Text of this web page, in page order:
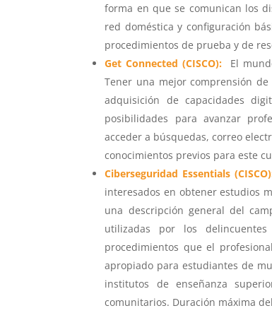
forma en que se comunican los
red doméstica y configuración
procedimientos de prueba y de
Get Connected (CISCO): El
Tener una mejor comprensión
adquisición de capacidades
posibilidades para avanzar
acceder a búsquedas, correo
conocimientos previos para este
Ciberseguridad Essentials
interesados en obtener estudios
una descripción general del
utilizadas por los
procedimientos que el
apropiado para estudiantes de
institutos de enseñanza
comunitarios. Duración máxima